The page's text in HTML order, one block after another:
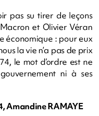
pas su tirer de leçons
et Olivier Véran
économique : pour eux
la vie n’a pas de prix
le mot d’ordre est ne
ni à ses
Amandine RAMAYE